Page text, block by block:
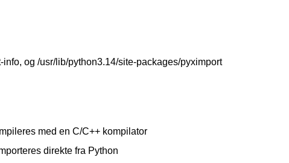
og /usr/lib/python3.14/site-packages/pyximport
med en C/C++ kompilator
direkte fra Python